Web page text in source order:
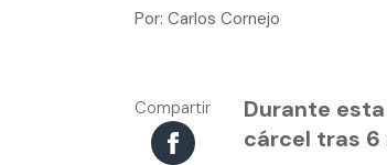
Por: Carlos Cornejo
Compartir
Durante
cárcel tras 6